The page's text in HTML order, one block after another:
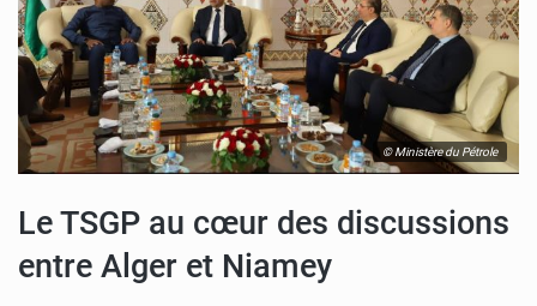
© Ministère du Pétrole
Le TSGP au cœur des discussions
entre Alger et Niamey